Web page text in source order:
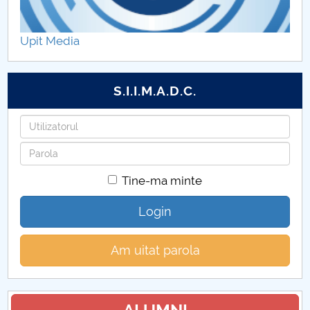
Hotărâri Senat 4 februarie 2016
Hotărâri Senat 12 februarie 2016
Hotărâri Senat 21 martie 2016
Hotărâri Senat 11 aprilie 2016
Hotărâri Senat 18 aprilie 2016
Hotărâri Senat din 23 mai 2016
Hotarari Senat din 21 iunie 2016
Upit Media
S.I.I.M.A.D.C.
Utilizatorul
Parola
Tine-ma minte
Login
Am uitat parola